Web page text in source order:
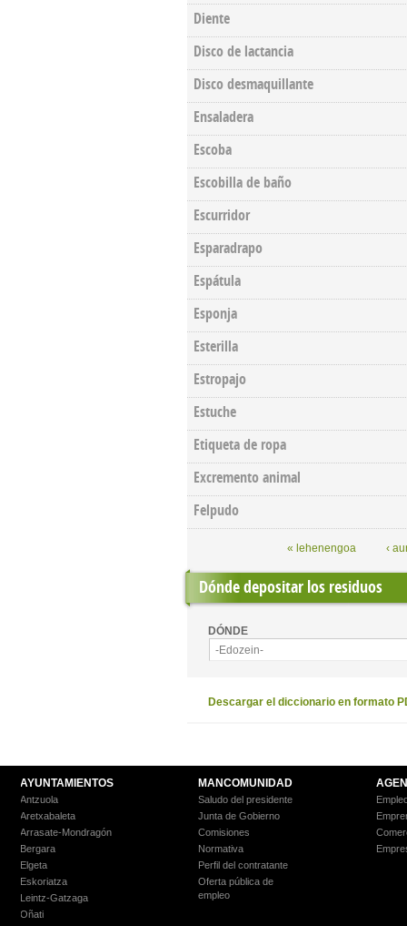
Diente
Disco de lactancia
Disco desmaquillante
Ensaladera
Escoba
Escobilla de baño
Escurridor
Esparadrapo
Espátula
Esponja
Esterilla
Estropajo
Estuche
Etiqueta de ropa
Excremento animal
Felpudo
« lehenengoa ‹
Dónde depositar los residuos
DÓNDE
-Edozein-
Descargar el diccionario en formato
AYUNTAMIENTOS
Antzuola
Aretxabaleta
Arrasate-Mondragón
Bergara
Elgeta
Eskoriatza
Leintz-Gatzaga
Oñati
MANCOMUNIDAD
Saludo del presidente
Junta de Gobierno
Comisiones
Normativa
Perfil del contratante
Oferta pública de
empleo